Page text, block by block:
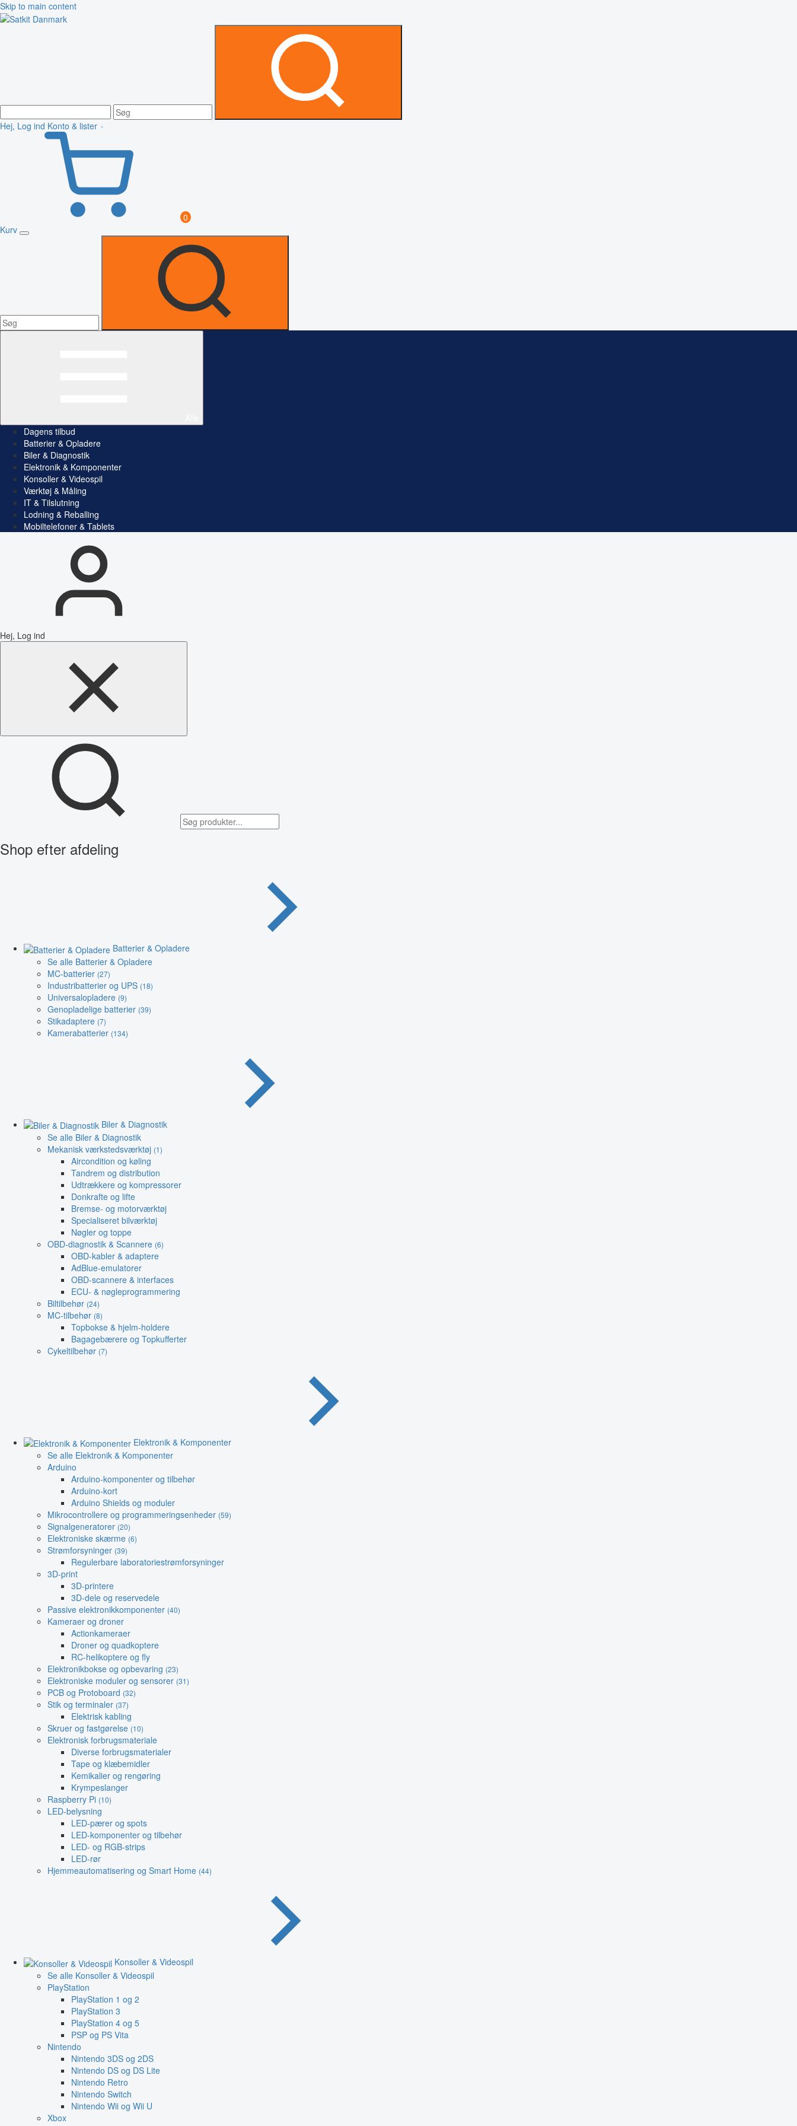
Skip to main content
Hej, Log ind Konto & lister
0
Kurv
Dagens tilbud
Batterier & Opladere
Biler & Diagnostik
Elektronik & Komponenter
Konsoller & Videospil
Værktøj & Måling
IT & Tilslutning
Lodning & Reballing
Mobiltelefoner & Tablets
Hej, Log ind
Shop efter afdeling
Batterier & Opladere
Se alle Batterier & Opladere
MC-batterier (27)
Industribatterier og UPS (18)
Universalopladere (9)
Genopladelige batterier (39)
Stikadaptere (7)
Kamerabatterier (134)
Biler & Diagnostik
Se alle Biler & Diagnostik
Mekanisk værkstedsværktøj (1)
Aircondition og køling
Tandrem og distribution
Udtrækkere og kompressorer
Donkrafte og lifte
Bremse- og motorværktøj
Specialiseret bilværktøj
Nøgler og toppe
OBD-diagnostik & Scannere (6)
OBD-kabler & adaptere
AdBlue-emulatorer
OBD-scannere & interfaces
ECU- & nøgleprogrammering
Biltilbehør (24)
MC-tilbehør (8)
Topbokse & hjelm-holdere
Bagagebærere og Topkufferter
Cykeltilbehør (7)
Elektronik & Komponenter
Se alle Elektronik & Komponenter
Arduino
Arduino-komponenter og tilbehør
Arduino-kort
Arduino Shields og moduler
Mikrocontrollere og programmeringsenheder (59)
Signalgeneratorer (20)
Elektroniske skærme (6)
Strømforsyninger (39)
Regulerbare laboratoriestrømforsyninger
3D-print
3D-printere
3D-dele og reservedele
Passive elektronikkomponenter (40)
Kameraer og droner
Actionkameraer
Droner og quadkoptere
RC-helikoptere og fly
Elektronikbokse og opbevaring (23)
Elektroniske moduler og sensorer (31)
PCB og Protoboard (32)
Stik og terminaler (37)
Elektrisk kabling
Skruer og fastgørelse (10)
Elektronisk forbrugsmateriale
Diverse forbrugsmaterialer
Tape og klæbemidler
Kemikalier og rengøring
Krympeslanger
Raspberry Pi (10)
LED-belysning
LED-pærer og spots
LED-komponenter og tilbehør
LED- og RGB-strips
LED-rør
Hjemmeautomatisering og Smart Home (44)
Konsoller & Videospil
Se alle Konsoller & Videospil
PlayStation
PlayStation 1 og 2
PlayStation 3
PlayStation 4 og 5
PSP og PS Vita
Nintendo
Nintendo 3DS og 2DS
Nintendo DS og DS Lite
Nintendo Retro
Nintendo Switch
Nintendo Wii og Wii U
Xbox